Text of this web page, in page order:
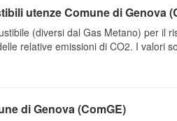
utenze Comune di Genova
(diversi dal Gas Metano) per il
relative emissioni di CO2. I valori
di Genova (ComGE)